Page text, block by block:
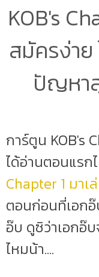
KOB's
สมัครง่าย
ปัญหา
การ์ตูน KOB's
ได้อ่านตอนแรก
Chapter 1 มา
ตอนก่อนที่เอก
อ๊บ ดูซิว่าเอกอ๊
ไหมน้า....